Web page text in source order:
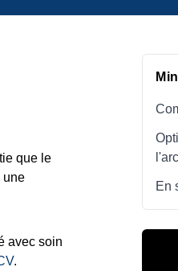
que le
une
avec soin
.
En